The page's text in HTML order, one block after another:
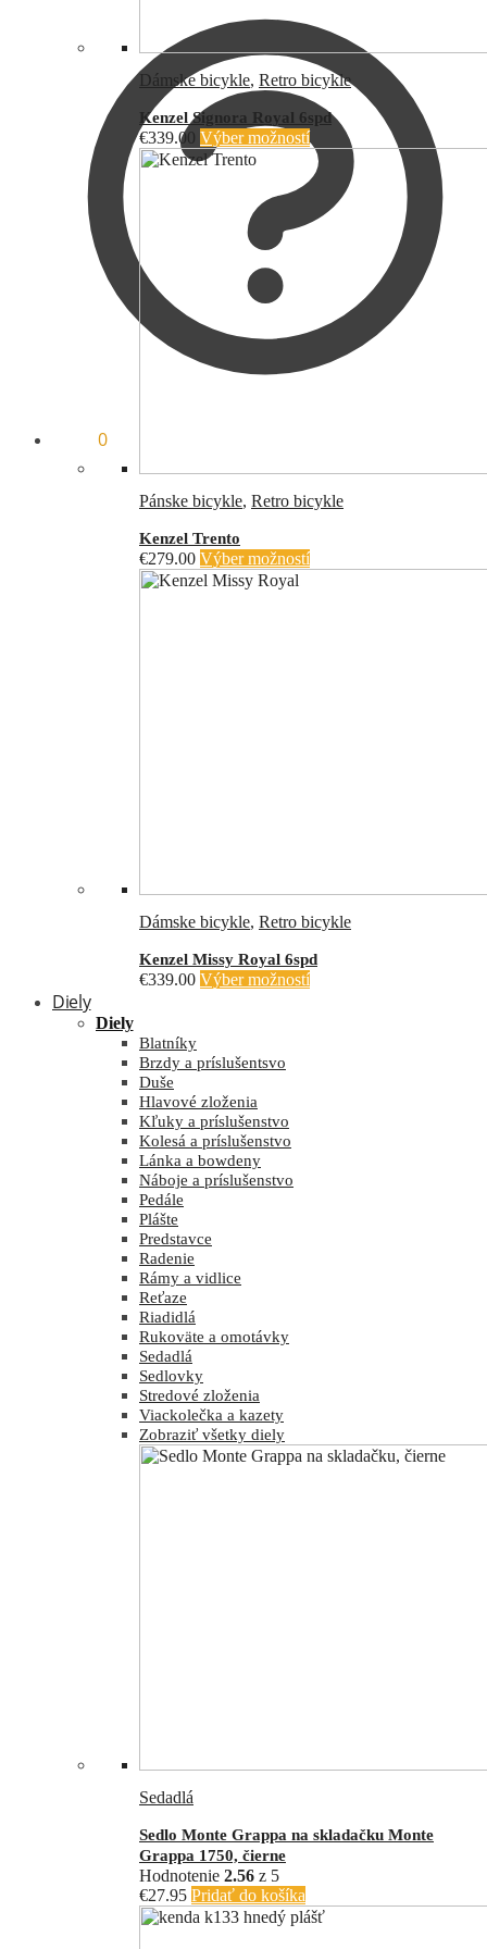
0
Dámske bicykle, Retro bicykle
Kenzel Signora Royal 6spd
€339.00 Výber možností
Pánske bicykle, Retro bicykle
Kenzel Trento
€279.00 Výber možností
Dámske bicykle, Retro bicykle
Kenzel Missy Royal 6spd
€339.00 Výber možností
Diely
Diely
Blatníky
Brzdy a príslušentsvo
Duše
Hlavové zloženia
Kľuky a príslušenstvo
Kolesá a príslušenstvo
Lánka a bowdeny
Náboje a príslušenstvo
Pedále
Plášte
Predstavce
Radenie
Rámy a vidlice
Reťaze
Riadidlá
Rukoväte a omotávky
Sedadlá
Sedlovky
Stredové zloženia
Viackolečka a kazety
Zobraziť všetky diely
Sedadlá
Sedlo Monte Grappa na skladačku Monte
Grappa 1750, čierne
Hodnotenie 2.56 z 5
€27.95 Pridať do košíka